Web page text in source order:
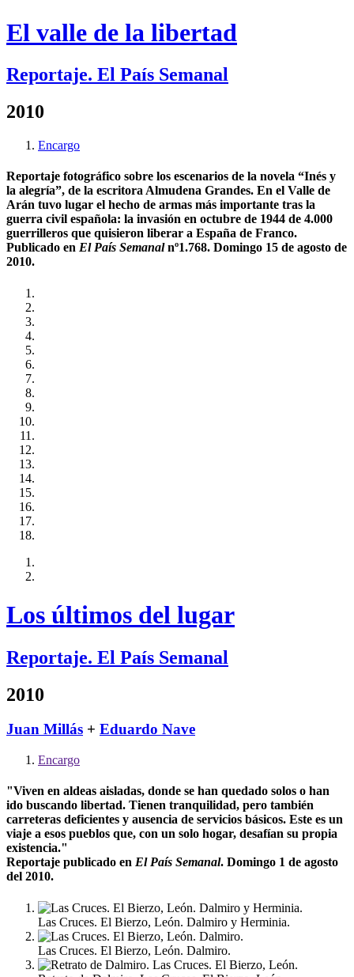
El valle de la libertad
Reportaje. El País Semanal
2010
Encargo
Reportaje fotográfico sobre los escenarios de la novela “Inés y
la alegría”, de la escritora Almudena Grandes. En el Valle de
Arán tuvo lugar el hecho de armas más importante tras la
guerra civil española: la invasión en octubre de 1944 de 4.000
guerrilleros que quisieron liberar a España de Franco.
Publicado en El País Semanalnº1.768. Domingo 15 de agosto de
2010.
Los últimos del lugar
Reportaje. El País Semanal
2010
Juan Millás + Eduardo Nave
Encargo
"Viven en aldeas aisladas, donde se han quedado solos o han
ido buscando libertad. Tienen tranquilidad, pero también
carreteras deficientes y ausencia de servicios básicos. Este es un
viaje a esos pueblos que, con un solo hogar, desafían su propia
existencia."
Reportaje publicado en El País Semanal. Domingo 1 de agosto
del 2010.
Las Cruces. El Bierzo, León. Dalmiro y Herminia.
Las Cruces. El Bierzo, León. Dalmiro.